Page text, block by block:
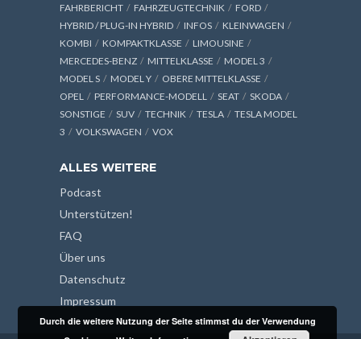
FAHRBERICHT
FAHRZEUGTECHNIK
FORD
HYBRID / PLUG-IN HYBRID
INFOS
KLEINWAGEN
KOMBI
KOMPAKTKLASSE
LIMOUSINE
MERCEDES-BENZ
MITTELKLASSE
MODEL 3
MODEL S
MODEL Y
OBERE MITTELKLASSE
OPEL
PERFORMANCE-MODELL SEAT
SKODA
SONSTIGE
SUV TECHNIK TESLA
TESLA MODEL
3
VOLKSWAGEN VOX
ALLES WEITERE
Podcast
Unterstützen!
FAQ
Über uns
Datenschutz
Impressum
Durch die weitere Nutzung der Seite stimmst du der Verwendung